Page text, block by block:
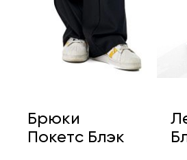
Брюки
Покетс Блэк